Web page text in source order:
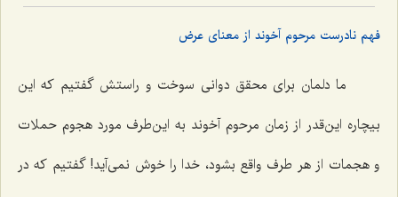
فهم نادرست مرحوم آخوند از معنای عرض
ما دلمان برای محقق دوانی سوخت و راستش گفتیم که این
بیچاره این‌قدر از زمان مرحوم آخوند به این‌طرف مورد هجوم حملات
و هجمات از هر طرف واقع بشود، خدا را خوش نمی‌آید! گفتیم که در